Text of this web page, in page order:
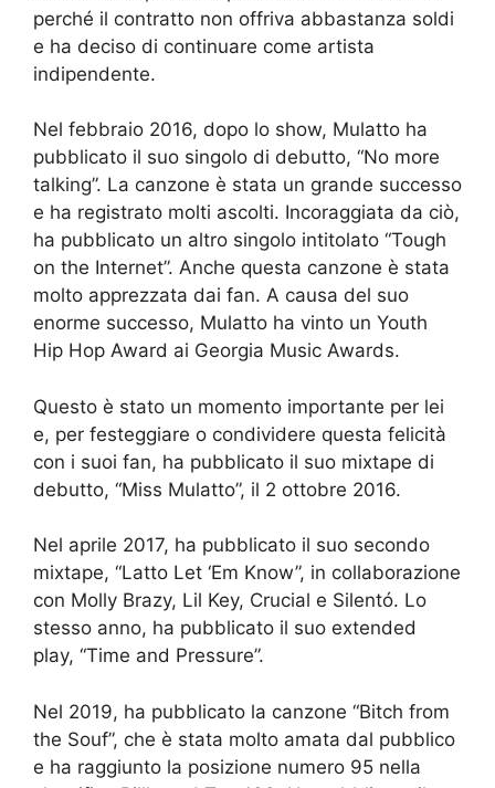
perché il contratto non offriva abbastanza soldi
e ha deciso di continuare come artista
indipendente.
Nel febbraio 2016, dopo lo show, Mulatto ha
pubblicato il suo singolo di debutto, “No more
talking”. La canzone è stata un grande successo
e ha registrato molti ascolti. Incoraggiata da ciò,
ha pubblicato un altro singolo intitolato “Tough
on the Internet”. Anche questa canzone è stata
molto apprezzata dai fan. A causa del suo
enorme successo, Mulatto ha vinto un Youth
Hip Hop Award ai Georgia Music Awards.
Questo è stato un momento importante per lei
e, per festeggiare o condividere questa felicità
con i suoi fan, ha pubblicato il suo mixtape di
debutto, “Miss Mulatto”, il 2 ottobre 2016.
Nel aprile 2017, ha pubblicato il suo secondo
mixtape, “Latto Let ‘Em Know”, in collaborazione
con Molly Brazy, Lil Key, Crucial e Silentó. Lo
stesso anno, ha pubblicato il suo extended
play, “Time and Pressure”.
Nel 2019, ha pubblicato la canzone “Bitch from
the Souf”, che è stata molto amata dal pubblico
e ha raggiunto la posizione numero 95 nella